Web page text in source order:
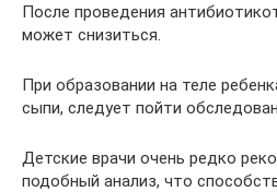
После проведения
может снизиться.
При образовании на теле
сыпи, следует пойти
Детские врачи очень редко
подобный анализ, что